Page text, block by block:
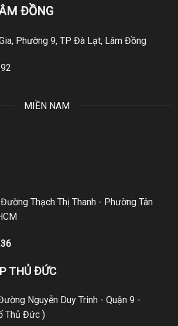
ĐỒNG
Phường 9, TP Đà Lạt, Lâm Đồng
MIỀN NAM
Thạch Thị Thanh - Phường Tân
THỦ ĐỨC
Nguyễn Duy Trinh - Quận 9 -
Thủ Đức )